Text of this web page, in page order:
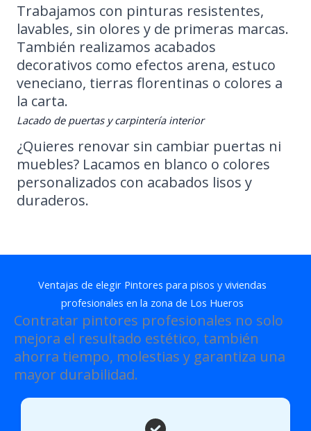
Trabajamos con pinturas resistentes,
lavables, sin olores y de primeras marcas.
También realizamos acabados
decorativos como efectos arena, estuco
veneciano, tierras florentinas o colores a
la carta.
Lacado de puertas y carpintería interior
¿Quieres renovar sin cambiar puertas ni
muebles? Lacamos en blanco o colores
personalizados con acabados lisos y
duraderos.
Ventajas de elegir Pintores para pisos y viviendas
profesionales en la zona de Los Hueros
Contratar pintores profesionales no solo
mejora el resultado estético, también
ahorra tiempo, molestias y garantiza una
mayor durabilidad.